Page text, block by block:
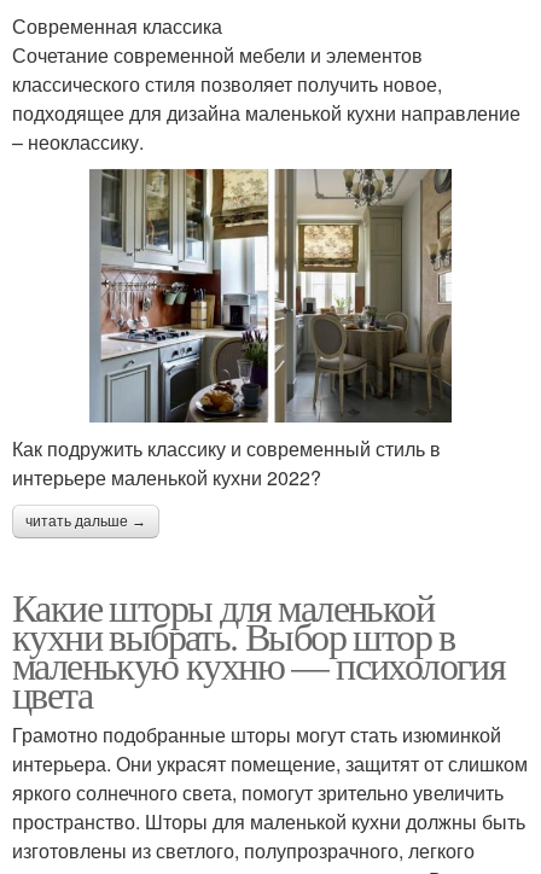
Современная классика
Сочетание современной мебели и элементов
классического стиля позволяет получить новое,
подходящее для дизайна маленькой кухни направление
– неоклассику.
Как подружить классику и современный стиль в
интерьере маленькой кухни 2022?
читать дальше →
Какие шторы для маленькой
кухни выбрать. Выбор штор в
маленькую кухню — психология
цвета
Грамотно подобранные шторы могут стать изюминкой
интерьера. Они украсят помещение, защитят от слишком
яркого солнечного света, помогут зрительно увеличить
пространство. Шторы для маленькой кухни должны быть
изготовлены из светлого, полупрозрачного, легкого